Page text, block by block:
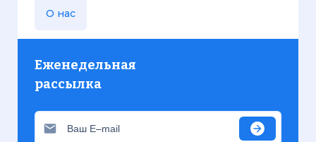
О нас
Еженедельная
рассылка